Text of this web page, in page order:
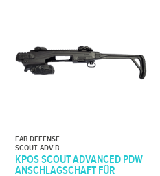
FAB DEFENSE
SCOUT ADV B
KPOS SCOUT ADVANCED PDW
ANSCHLAGSCHAFT FÜR